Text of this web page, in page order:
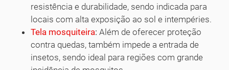
resistência e durabilidade, sendo indicada para
locais com alta exposição ao sol e intempéries.
Tela mosquiteira: Além de oferecer proteção
contra quedas, também impede a entrada de
insetos, sendo ideal para regiões com grande